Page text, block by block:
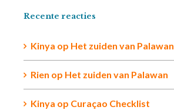
Recente reacties
Kinya op Het zuiden van Palawan
Rien op Het zuiden van Palawan
Kinya op Curaçao Checklist